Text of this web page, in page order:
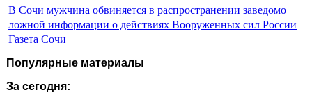
В Сочи мужчина обвиняется в распространении заведомо
ложной информации о действиях Вооруженных сил России
Газета Сочи
Популярные материалы
За сегодня: